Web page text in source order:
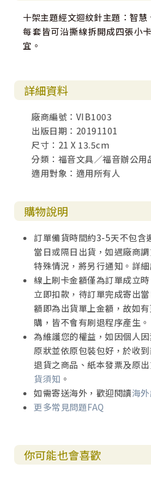
十架主題經文迴紋針主題：智
每套皆可沿撕線拆開成四張小
宜。
詳細資料
廠商編號：VIB1003
出版日期：20191101
尺寸：21 X 13.5cm
分類：福音文具／福音辦公用
適用對象：適用所有人
購物說明
訂單備貨時間約3-5天不包含
當日或隔日出貨，如遇廠商
特殊情況，將另行通知。詳
線上刷卡金額僅為訂單成立
立即扣款，待訂單完成寄出
額即為出貨單上金額，故如
購，皆不會有刷退程序產生。
為維護您的權益，如因個人
原狀並依原包裝包好，於收
退貨之商品、紙本發票及原
貨須知 。
如需寄送海外，歡迎閱讀海
更多常見問題FAQ
你可能也會喜歡